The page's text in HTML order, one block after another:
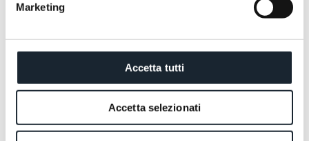
Marketing
Accetta tutti
Accetta selezionati